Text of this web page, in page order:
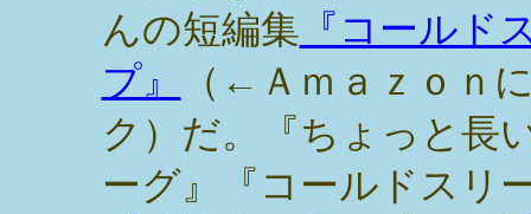
んの短編集 『コールド
プ』
（←Ａｍａｚｏｎ
ク）だ。『ちょっと長
ーグ』『コールドスリ